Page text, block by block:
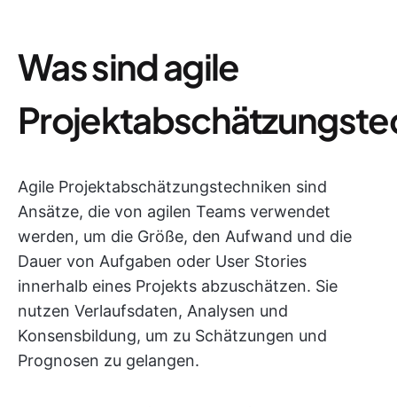
Was sind agile
Agile Projektabschätzungstechniken sind
Ansätze, die von agilen Teams verwendet
werden, um die Größe, den Aufwand und die
Dauer von Aufgaben oder User Stories
innerhalb eines Projekts abzuschätzen. Sie
nutzen Verlaufsdaten, Analysen und
Konsensbildung, um zu Schätzungen und
Prognosen zu gelangen.